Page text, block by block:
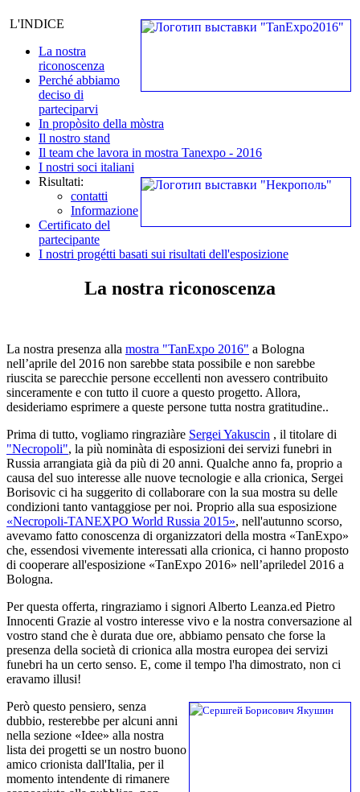
L'INDICE
La nostra
riconoscenza
Perché abbiamo
deciso di
parteciparvi
In propòsito della mòstra
Il nostro stand
Il team che lavora in mostra Tanexpo - 2016
I nostri soci italiani
Risultati:
contatti
Informazione
Certificato del
partecipante
I nostri progétti basati sui risultati dell'esposizione
La nostra riconoscenza
La nostra presenza alla mostra "TanExpo 2016" a Bologna
nell’aprile del 2016 non sarebbe stata possibile e non sarebbe
riuscita se parecchie persone eccellenti non avessero contribuito
sinceramente e con tutto il cuore a questo progetto. Allora,
desideriamo esprimere a queste persone tutta nostra gratitudine..
Prima di tutto, vogliamo ringraziàre Sergei Yakuscin , il titolare di
"Necropoli", la più nominàta di esposizioni dei servizi funebri in
Russia arrangiata già da più di 20 anni. Qualche anno fa, proprio a
causa del suo interesse alle nuove tecnologie e alla crionica, Sergei
Borisovic ci ha suggerito di collaborare con la sua mostra su delle
condizioni tanto vantaggiose per noi. Proprio alla sua esposizione
«Necropoli-TANEXPO World Russia 2015», nell'autunno scorso,
avevamo fatto conoscenza di organizzatori della mostra «TanExpo»
che, essendosi vivemente interessati alla crionica, ci hanno proposto
di cooperare all'esposizione «TanExpo 2016» nell’apriledel 2016 a
Bologna.
Per questa offerta, ringraziamo i signori Alberto Leanza.ed Pietro
Innocenti Grazie al vostro interesse vivo e la nostra conversazione al
vostro stand che è durata due ore, abbiamo pensato che forse la
presenza della società di crionica alla mostra europea dei servizi
funebri ha un certo senso. E, come il tempo l'ha dimostrato, non ci
eravamo illusi!
Però questo pensiero, senza
dubbio, resterebbe per alcuni anni
nella sezione «Idee» alla nostra
lista dei progetti se un nostro buono
amico crionista dall'Italia, per il
momento intendente di rimanere